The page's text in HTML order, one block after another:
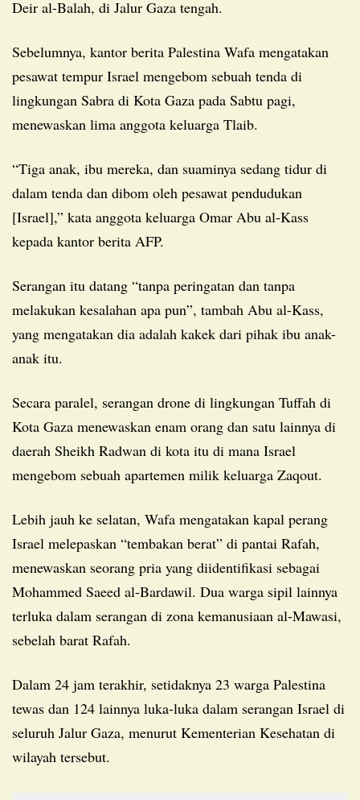
Deir al-Balah, di Jalur Gaza tengah.
Sebelumnya, kantor berita Palestina Wafa mengatakan
pesawat tempur Israel mengebom sebuah tenda di
lingkungan Sabra di Kota Gaza pada Sabtu pagi,
menewaskan lima anggota keluarga Tlaib.
“Tiga anak, ibu mereka, dan suaminya sedang tidur di
dalam tenda dan dibom oleh pesawat pendudukan
[Israel],” kata anggota keluarga Omar Abu al-Kass
kepada kantor berita AFP.
Serangan itu datang “tanpa peringatan dan tanpa
melakukan kesalahan apa pun”, tambah Abu al-Kass,
yang mengatakan dia adalah kakek dari pihak ibu anak-
anak itu.
Secara paralel, serangan drone di lingkungan Tuffah di
Kota Gaza menewaskan enam orang dan satu lainnya di
daerah Sheikh Radwan di kota itu di mana Israel
mengebom sebuah apartemen milik keluarga Zaqout.
Lebih jauh ke selatan, Wafa mengatakan kapal perang
Israel melepaskan “tembakan berat” di pantai Rafah,
menewaskan seorang pria yang diidentifikasi sebagai
Mohammed Saeed al-Bardawil. Dua warga sipil lainnya
terluka dalam serangan di zona kemanusiaan al-Mawasi,
sebelah barat Rafah.
Dalam 24 jam terakhir, setidaknya 23 warga Palestina
tewas dan 124 lainnya luka-luka dalam serangan Israel di
seluruh Jalur Gaza, menurut Kementerian Kesehatan di
wilayah tersebut.